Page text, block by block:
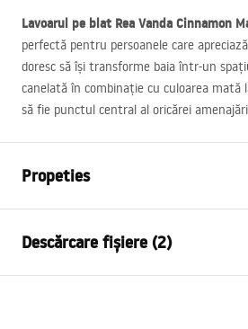
Lavoarul pe blat Rea Vanda Cinnamon
perfectă pentru persoanele care
doresc să își transforme baia într-un
canelată în combinație cu culoarea mată
să fie punctul central al oricărei
Propeties
Material
Culoare
Descărcare fișiere (2)